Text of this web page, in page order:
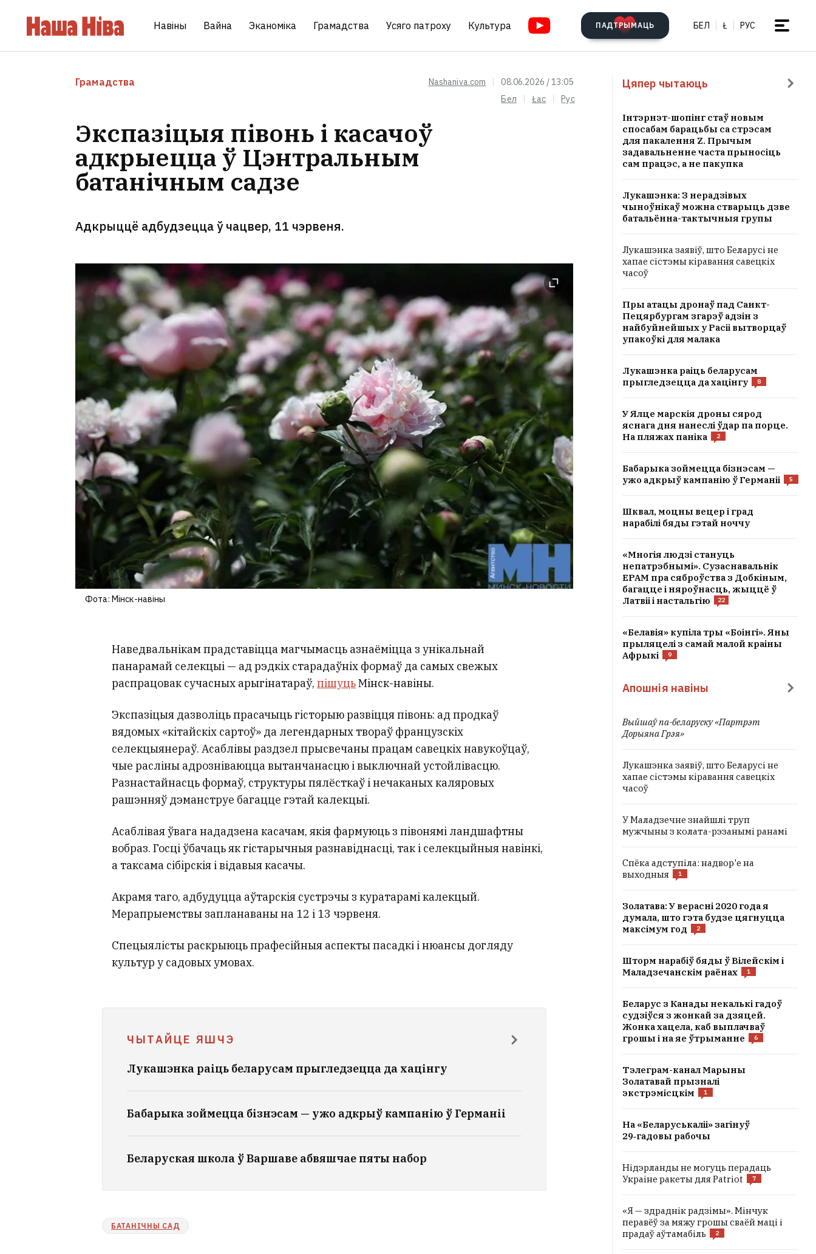
Навіны Вайна Эканоміка Грамадства Усяго патроху Культура ПАДТРЫМАЦЬ БЕЛ Ł РУС
Грамадства Nashaniva.com
08.06.2026 / 13:05
Бел
Łac Рус
Экспазіцыя півонь і касачоў
адкрыецца ў Цэнтральным
батанічным садзе
Адкрыццё адбудзецца ў чацвер, 11 чэрвеня.
Фота: Мінск-навіны
Наведвальнікам прадставіцца магчымасць азнаёміцца з унікальнай
панарамай селекцыі — ад рэдкіх старадаўніх формаў да самых свежых
распрацовак сучасных арыгінатараў, пішуцьМінск-навіны.
Экспазіцыя дазволіць прасачыць гісторыю развіцця півонь: ад продкаў
вядомых «кітайскіх сартоў» да легендарных твораў французскіх
селекцыянераў. Асаблівы раздзел прысвечаны працам савецкіх навукоўцаў,
чые расліны адрозніваюцца вытанчанасцю і выключнай устойлівасцю.
Разнастайнасць формаў, структуры пялёсткаў і нечаканых каляровых
рашэнняў дэманструе багацце гэтай калекцыі.
Асаблівая ўвага нададзена касачам, якія фармуюць з півонямі ландшафтны
вобраз. Госці ўбачаць як гістарычныя разнавіднасці, так і селекцыйныя навінкі,
а таксама сібірскія і відавыя касачы.
Акрамя таго, адбудуцца аўтарскія сустрэчы з куратарамі калекцый.
Мерапрыемствы запланаваны на 12 і 13 чэрвеня.
Спецыялісты раскрыюць прафесійныя аспекты пасадкі і нюансы догляду
культур у садовых умовах.
ЧЫТАЙЦЕ ЯШЧЭ
Лукашэнка раіць беларусам прыгледзецца да хацінгу
Бабарыка зоймецца бізнэсам — ужо адкрыў кампанію ў Германіі
Беларуская школа ў Варшаве абвяшчае пяты набор
БАТАНІЧНЫ САД
Цяпер чытаюць
Інтэрнэт-шопінг стаў новым
спосабам барацьбы са стрэсам
для пакалення Z. Прычым
задавальненне часта прыносіць
сам працэс, а не пакупка
Лукашэнка: З нерадзівых
чыноўнікаў можна стварыць дзве
батальённа-тактычныя групы
Лукашэнка заявіў, што Беларусі не
хапае сістэмы кіравання савецкіх
часоў
Пры атацы дронаў пад Санкт-
Пецярбургам згарэў адзін з
найбуйнейшых у Расіі вытворцаў
упакоўкі для малака
Лукашэнка раіць беларусам
прыгледзецца да хацінгу
8
У Ялце марскія дроны сярод
яснага дня нанеслі ўдар па порце.
На пляжах паніка
2
Бабарыка зоймецца бізнэсам —
ужо адкрыў кампанію ў Германіі
5
Шквал, моцны вецер і град
нарабілі бяды гэтай ноччу
«Многія людзі стануць
непатрэбнымі». Сузаснавальнік
EPAM пра сяброўства з Добкіным,
багацце і няроўнасць, жыццё ў
Латвіі і настальгію
22
«Белавія» купіла тры «Боінгі». Яны
прыляцелі з самай малой краіны
Афрыкі
9
Апошнія навіны
Выйшаў па-беларуску «Партрэт
Дорыяна Грэя»
Лукашэнка заявіў, што Беларусі не
хапае сістэмы кіравання савецкіх
часоў
У Маладзечне знайшлі труп
мужчыны з колата-рэзанымі ранамі
Спёка адступіла: надвор'е на
выходныя
1
Золатава: У верасні 2020 года я
думала, што гэта будзе цягнуцца
максімум год
2
Шторм нарабіў бяды ў Вілейскім і
Маладзечанскім раёнах
1
Беларус з Канады некалькі гадоў
судзіўся з жонкай за дзяцей.
Жонка хацела, каб выплачваў
грошы і на яе ўтрыманне
6
Тэлеграм-канал Марыны
Золатавай прызналі
экстрэмісцкім
1
На «Беларуськаліі» загінуў
29‑гадовы рабочы
Нідэрланды не могуць перадаць
Украіне ракеты для Patriot
7
«Я — здраднік радзімы». Мінчук
перавёў за мяжу грошы сваёй маці і
прадаў аўтамабіль
2